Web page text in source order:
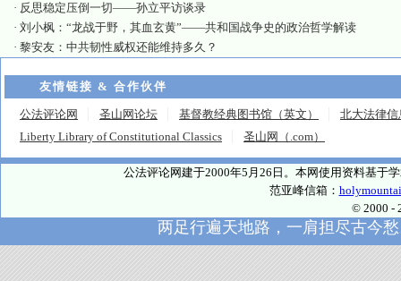
· 反思稳定压倒一切——孙立平访谈录
· 刘小枫：“龙战于野，其血玄黄”——共和国战争史的政治哲学解读
· 黎安友：中共韧性威权还能维持多久？
友情链接 & 合作伙伴
公法评论网 圣山网论坛 基督教经典图书馆（英文）
北大法律信
Liberty Library of Constitutional Classics
圣山网（.com）
公法评论网建于2000年5月26日。本网使用资料基于
范亚峰信箱：
© 2000 -
两足行遍天地路，一肩担尽古今